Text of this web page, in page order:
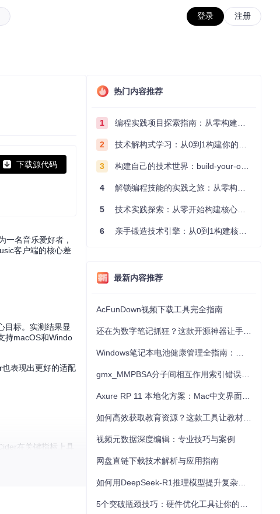
登录 注册
下载源代码
一名音乐爱好者，
客户端的核心差
目标。实测结果显
持macOS和Windo
表现出更好的适配
在关键指标上具
热门内容推荐
1 编程实践项目探索指南：从零构建技术能力体系
2 技术解构式学习：从0到1构建你的编程知识体系
3 构建自己的技术世界：build-your-own-x项目的实践探索指南
4 解锁编程技能的实践之旅：从零构建你的技术世界
5 技术实践探索：从零开始构建核心系统的实践指南
6 亲手锻造技术引擎：从0到1构建核心系统的实践指南
最新内容推荐
AcFunDown视频下载工具完全指南
视频元数据深度编辑：专业技巧与案例
网盘直链下载技术解析与应用指南